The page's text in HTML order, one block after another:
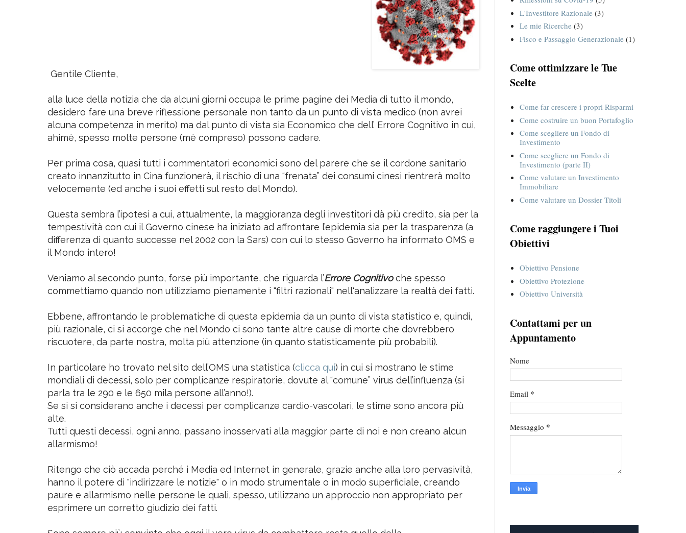
Gentile Cliente,
alla luce della notizia che da alcuni giorni occupa le prime pagine dei Media di tutto il mondo,
desidero fare una breve riflessione personale non tanto da un punto di vista medico (non avrei
alcuna competenza in merito) ma dal punto di vista sia Economico che dell’ Errore Cognitivo in cui,
ahimè, spesso molte persone (mè compreso) possono cadere.
Per prima cosa, quasi tutti i commentatori economici sono del parere che se il cordone sanitario
creato innanzitutto in Cina funzionerà, il rischio di una “frenata” dei consumi cinesi rientrerà molto
velocemente (ed anche i suoi effetti sul resto del Mondo).
Questa sembra l’ipotesi a cui, attualmente, la maggioranza degli investitori dà più credito, sia per la
tempestività con cui il Governo cinese ha iniziato ad affrontare l’epidemia sia per la trasparenza (a
differenza di quanto successe nel 2002 con la Sars) con cui lo stesso Governo ha informato OMS e
il Mondo intero!
Veniamo al secondo punto, forse più importante, che riguarda l’Errore Cognitivo che spesso
commettiamo quando non utilizziamo pienamente i "filtri razionali" nell'analizzare la realtà dei fatti.
Ebbene, affrontando le problematiche di questa epidemia da un punto di vista statistico e, quindi,
più razionale, ci si accorge che nel Mondo ci sono tante altre cause di morte che dovrebbero
riscuotere, da parte nostra, molta più attenzione (in quanto statisticamente più probabili).
In particolare ho trovato nel sito dell’OMS una statistica (clicca qui) in cui si mostrano le stime
mondiali di decessi, solo per complicanze respiratorie, dovute al “comune” virus dell’influenza (si
parla tra le 290 e le 650 mila persone all’anno!).
Se si si considerano anche i decessi per complicanze cardio-vascolari, le stime sono ancora più
alte.
Tutti questi decessi, ogni anno, passano inosservati alla maggior parte di noi e non creano alcun
allarmismo!
Ritengo che ciò accada perché i Media ed Internet in generale, grazie anche alla loro pervasività,
hanno il potere di "indirizzare le notizie" o in modo strumentale o in modo superficiale, creando
paure e allarmismo nelle persone le quali, spesso, utilizzano un approccio non appropriato per
esprimere un corretto giudizio dei fatti.
Le mie Analisi mensili (74)
Riflessioni su Covid-19 (5)
L'Investitore Razionale
Le mie Ricerche (3)
Come ottimizzare le Tue
Scelte
Come far crescere i propri Risparmi
Come costruire un buon Portafoglio
Come scegliere un Fondo di
Investimento
Come scegliere un Fondo di
Investimento (parte II)
Come valutare un Investimento
Immobiliare
Come raggiungere i Tuoi
Obiettivi
Obiettivo Pensione
Obiettivo Protezione
Contattami per un
Appuntamento
Nome
Email*